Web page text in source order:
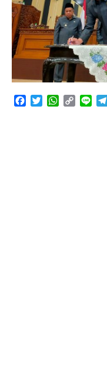
FacebookTwitterWhatsApp
Copy
Line